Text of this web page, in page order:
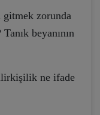
gitmek zorunda
beyanının
ne ifade